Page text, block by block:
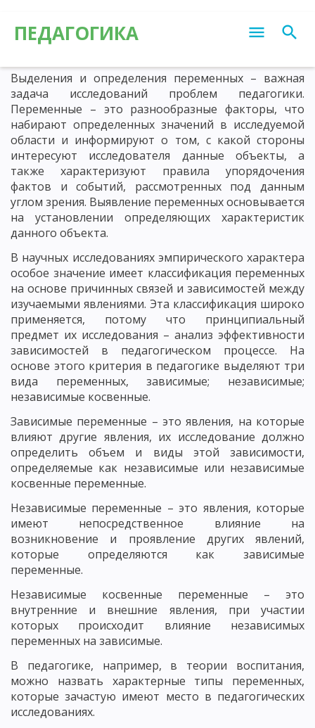
ПЕДАГОГИКА
Выделения и определения переменных – важная
задача исследований проблем педагогики.
Переменные – это разнообразные факторы, что
набирают определенных значений в исследуемой
области и информируют о том, с какой стороны
интересуют исследователя данные объекты, а
также характеризуют правила упорядочения
фактов и событий, рассмотренных под данным
углом зрения. Выявление переменных основывается
на установлении определяющих характеристик
данного объекта.
В научных исследованиях эмпирического характера
особое значение имеет классификация переменных
на основе причинных связей и зависимостей между
изучаемыми явлениями. Эта классификация широко
применяется, потому что принципиальный
предмет их исследования – анализ эффективности
зависимостей в педагогическом процессе. На
основе этого критерия в педагогике выделяют три
вида переменных, зависимые; независимые;
независимые косвенные.
Зависимые переменные – это явления, на которые
влияют другие явления, их исследование должно
определить объем и виды этой зависимости,
определяемые как независимые или независимые
косвенные переменные.
Независимые переменные – это явления, которые
имеют непосредственное влияние на
возникновение и проявление других явлений,
которые определяются как зависимые
переменные.
Независимые косвенные переменные – это
внутренние и внешние явления, при участии
которых происходит влияние независимых
переменных на зависимые.
В педагогике, например, в теории воспитания,
можно назвать характерные типы переменных,
которые зачастую имеют место в педагогических
исследованиях.